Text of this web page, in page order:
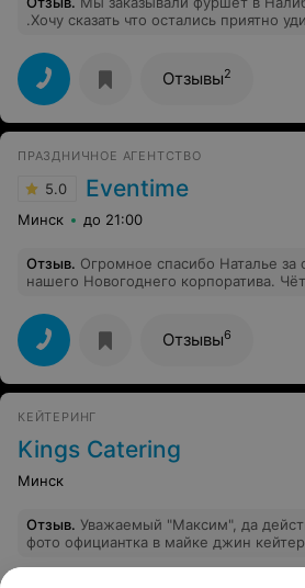
.Хочу сказать что остались приятно
безумно вкусно и самое главное это
небольшие деньги.Обслуживание на
дальнейшем будем заказывать у вас
держать!!!
Отзывы2
ПРАЗДНИЧНОЕ АГЕНТСТВО
5.0 Eventime
Минск до 21:00
Отзыв. Огромное спасибо Наталье за
нашего Новогоднего корпоратива.
встреч!
Отзывы6
КЕЙТЕРИНГ
Kings Сatering
Минск
Отзыв. Уважаемый "Максим", да
фото официантка в майке джин